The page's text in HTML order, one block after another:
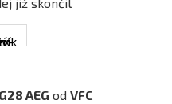
AEG od VFC